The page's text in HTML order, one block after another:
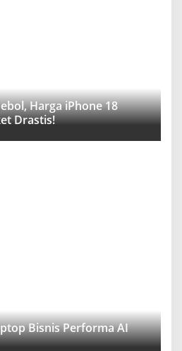
Harga iPhone 18
Drastis!
Bisnis Performa AI